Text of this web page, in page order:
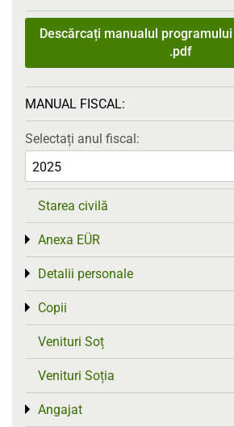
Descărcați manualul
.pdf
MANUAL FISCAL:
Selectați anul fiscal:
Starea civilă
Anexa EÜR
Toggle menu
Detalii personale
Toggle menu
Copii
Toggle menu
Venituri Soț
Venituri Soția
Angajat
Toggle menu